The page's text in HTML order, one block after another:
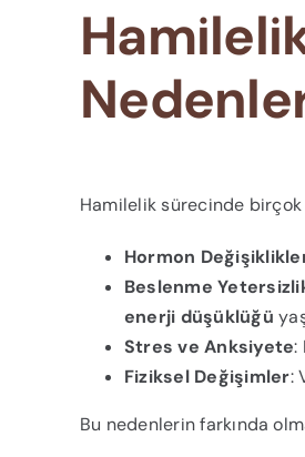
Hamilelik sürecinde birçok
Hormon
Beslenme
enerji düşüklüğü
Stres ve Anksiyete:
Fiziksel Değişimler:
Bu nedenlerin farkında